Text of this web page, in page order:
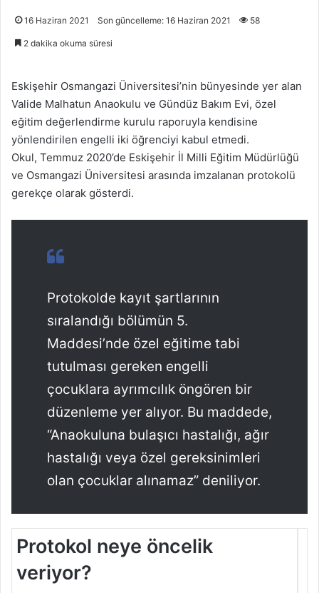
16 Haziran 2021 Son güncelleme: 16 Haziran 2021 58
2 dakika okuma süresi
Eskişehir Osmangazi Üniversitesi’nin bünyesinde yer alan
Valide Malhatun Anaokulu ve Gündüz Bakım Evi, özel
eğitim değerlendirme kurulu raporuyla kendisine
yönlendirilen engelli iki öğrenciyi kabul etmedi.
Okul, Temmuz 2020’de Eskişehir İl Milli Eğitim Müdürlüğü
ve Osmangazi Üniversitesi arasında imzalanan protokolü
gerekçe olarak gösterdi.
Protokolde kayıt şartlarının
sıralandığı bölümün 5.
Maddesi’nde özel eğitime tabi
tutulması gereken engelli
çocuklara ayrımcılık öngören bir
düzenleme yer alıyor. Bu maddede,
“Anaokuluna bulaşıcı hastalığı, ağır
hastalığı veya özel gereksinimleri
olan çocuklar alınamaz” deniliyor.
Protokol neye öncelik
veriyor?